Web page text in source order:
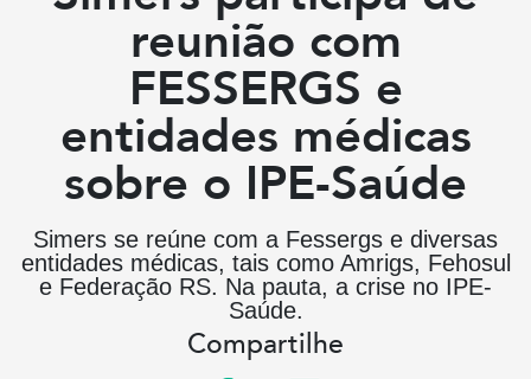
reunião com
FESSERGS e
entidades médicas
sobre o IPE-Saúde
Simers se reúne com a Fessergs e diversas
entidades médicas, tais como Amrigs, Fehosul
e Federação RS. Na pauta, a crise no IPE-
Saúde.
Compartilhe